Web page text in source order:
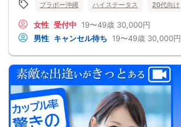
ブラボー沖縄 ハイステータス 20代向け
女性 受付中 19〜49歳 30,000円
男性 キャンセル待ち 19〜49歳 30,000円